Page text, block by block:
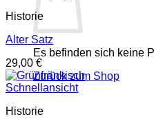
Es befinden sich keine
Zurück zum Shop
Historie
Alter Satz
29,00 €
Schnellansicht
Historie